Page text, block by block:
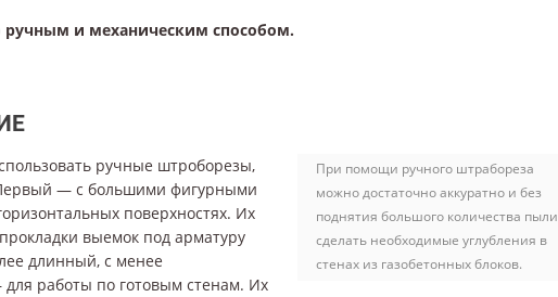
и механическим способом.
При помощи ручного штрабореза
можно достаточно аккуратно и без
поднятия большого количества пыли
сделать необходимые углубления в
стенах из газобетонных блоков.
ручные штроборезы,
— с большими фигурными
поверхностях. Их
выемок под арматуру
длинный, с менее
работы по готовым стенам. Их